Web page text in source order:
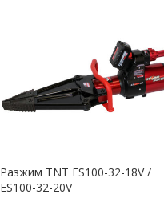
Разжим TNT ES100-32-18V /
ES100-32-20V